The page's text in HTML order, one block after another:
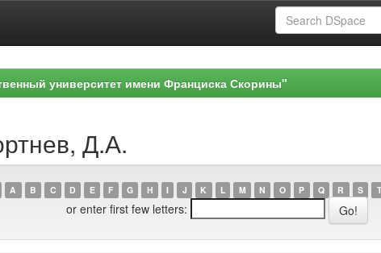
университет имени Франциска Скорины"
Д.А.
A B C D E F G H I J K L M N O P Q R S T
or enter first few letters: